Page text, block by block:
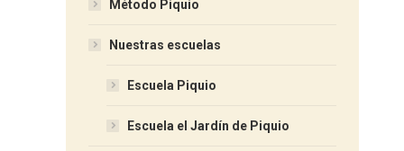
Método Piquio
Nuestras escuelas
Escuela Piquio
Escuela el Jardín de Piquio